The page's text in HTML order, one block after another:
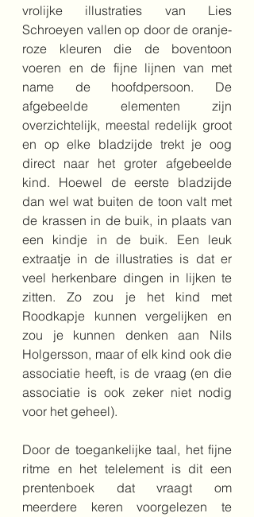
vrolijke illustraties van Lies
Schroeyen vallen op door de oranje-
roze kleuren die de boventoon
voeren en de fijne lijnen van met
name de hoofdpersoon. De
afgebeelde elementen zijn
overzichtelijk, meestal redelijk groot
en op elke bladzijde trekt je oog
direct naar het groter afgebeelde
kind. Hoewel de eerste bladzijde
dan wel wat buiten de toon valt met
de krassen in de buik, in plaats van
een kindje in de buik. Een leuk
extraatje in de illustraties is dat er
veel herkenbare dingen in lijken te
zitten. Zo zou je het kind met
Roodkapje kunnen vergelijken en
zou je kunnen denken aan Nils
Holgersson, maar of elk kind ook die
associatie heeft, is de vraag (en die
associatie is ook zeker niet nodig
voor het geheel).
Door de toegankelijke taal, het fijne
ritme en het telelement is dit een
prentenboek dat vraagt om
meerdere keren voorgelezen te